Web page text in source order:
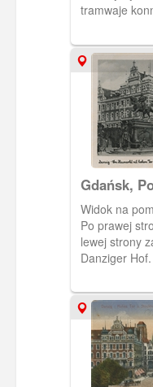
tramwaje
Gdańsk,
Wilhelma
Brama
Widok na
Po prawej
lewej strony
Danziger